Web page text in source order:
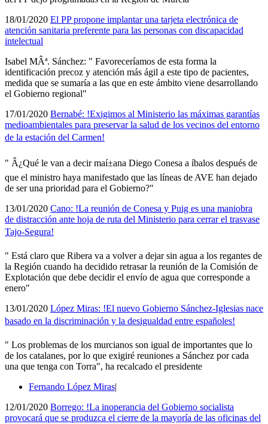
18/01/2020 El PP propone implantar una tarjeta electrónica de
atención sanitaria preferente para las personas con discapacidad
intelectual
Isabel MÂª. Sánchez: " Favorecerí­amos de esta forma la
identificación precoz y atención más ágil a este tipo de pacientes,
medida que se sumarí­a a las que en este ámbito viene desarrollando
el Gobierno regional"
17/01/2020 Bernabé: !Exigimos al Ministerio las máximas garantí­as
medioambientales para preservar la salud de los vecinos del entorno
de la estación del Carmen!
" Â¿Qué le van a decir maí±ana Diego Conesa a íbalos después de
que el ministro haya manifestado que las lí­neas de AVE han dejado
de ser una prioridad para el Gobierno?"
13/01/2020 Cano: !La reunión de Conesa y Puig es una maniobra
de distracción ante hoja de ruta del Ministerio para cerrar el trasvase
Tajo-Segura!
" Está claro que Ribera va a volver a dejar sin agua a los regantes de
la Región cuando ha decidido retrasar la reunión de la Comisión de
Explotación que debe decidir el enví­o de agua que corresponde a
enero"
13/01/2020 López Miras: !El nuevo Gobierno Sánchez-Iglesias nace
basado en la discriminación y la desigualdad entre españoles!
" Los problemas de los murcianos son igual de importantes que lo
de los catalanes, por lo que exigiré reuniones a Sánchez por cada
una que tenga con Torra", ha recalcado el presidente
Fernando López Miras|
12/01/2020 Borrego: !La inoperancia del Gobierno socialista
provocará que se produzca el cierre de la mayorí­a de las oficinas del